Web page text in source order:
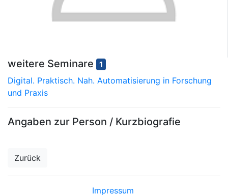
weitere Seminare 1
Digital. Praktisch. Nah. Automatisierung in Forschung
und Praxis
Angaben zur Person / Kurzbiografie
Zurück
Impressum